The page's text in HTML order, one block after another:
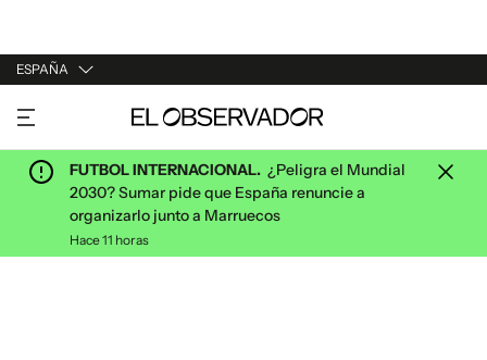
ESPAÑA
URUGUAY
ARGENTINA
ESPAÑA
ESTADOS UNIDOS
FUTBOL INTERNACIONAL. ¿Peligra el Mundial
2030? Sumar pide que España renuncie a
organizarlo junto a Marruecos
Hace 11 horas